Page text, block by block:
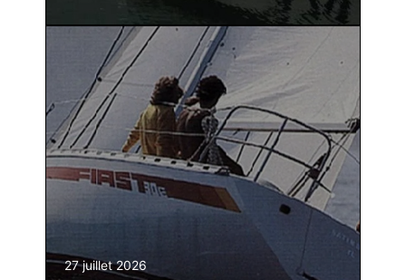
27 juillet 2026